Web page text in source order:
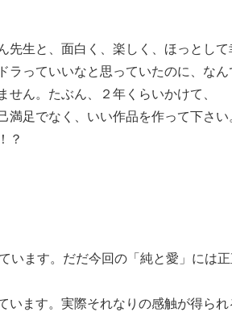
生と、面白く、楽しく、ほっとして
っていいなと思っていたのに、なん
ん。たぶん、２年くらいかけて、
満足でなく、いい作品を作って下さ
？
います。だだ今回の「純と愛」には正
ます。実際それなりの感触が得られ